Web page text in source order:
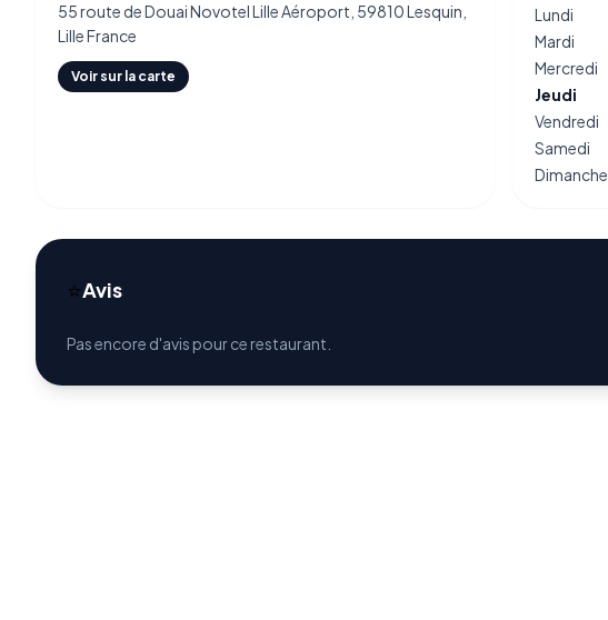
55 route de Douai Novotel Lille Aéroport, 59810 Lesquin,
Lille France
Voir sur la carte
Lundi
Mardi
Mercredi
Jeudi
Vendredi
Samedi
Dimanche
⭐Avis
Pas encore d'avis pour ce restaurant.